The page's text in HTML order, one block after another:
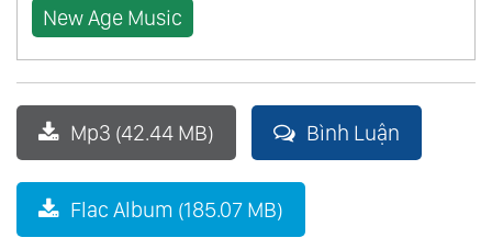
New Age Music
Mp3 (42.44 MB) Bình Luận
Flac Album (185.07 MB)